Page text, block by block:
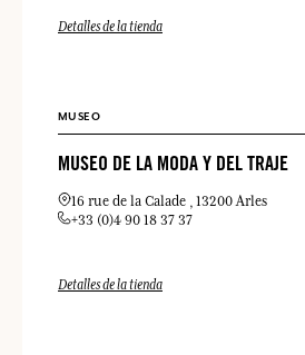
Detalles de la tienda
MUSEO
MUSEO DE LA MODA Y DEL TRAJE
16 rue de la Calade
13200 Arles
+33 (0)4 90 18 37 37
Detalles de la tienda